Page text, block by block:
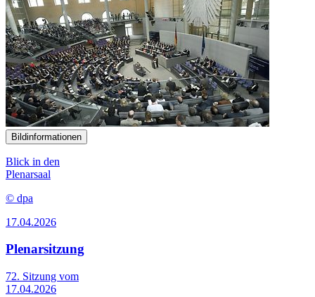
Bildinformationen
Blick in den
Plenarsaal
© dpa
17.04.2026
Plenarsitzung
72. Sitzung vom
17.04.2026